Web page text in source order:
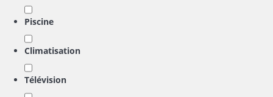
Piscine
Climatisation
Télévision